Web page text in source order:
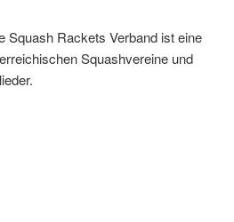
Squash Rackets Verband ist eine
Squashvereine und